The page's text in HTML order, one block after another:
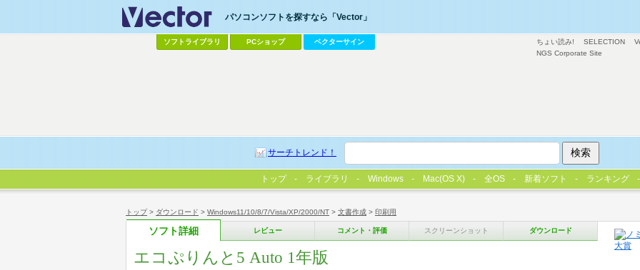
トップ> ダウンロード > Windows11/10/8/7/Vista/XP/2000/NT > 文書作成 > 印刷用
ソフト詳細 レビュー コメント・評価 スクリーンショット ダウンロード
エコぷりんと5 Auto 1年版
ちょい読み! SELECTION
NGS Corporate Site
パソコンソフトを探すなら「Vector」
ソフトライブラリ PCショップ ベクターサイン
サーチトレンド！
トップ ライブラリ Windows Mac(OS X) 全OS 新着ソフト ランキング